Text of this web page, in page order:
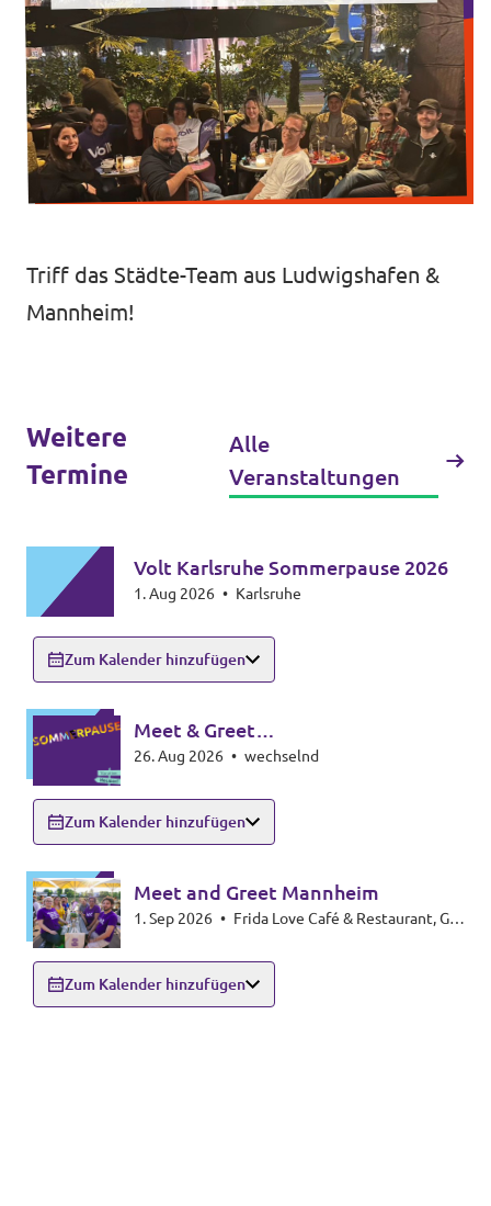
Mache bei uns mit!
Deine Spende für Volt!
Jobs bei Volt
Datenschutz
Impressum
Triff das Städte-Team aus Ludwigshafen &
Mannheim!
Weitere
Termine
Alle
Veranstaltungen
Volt Karlsruhe Sommerpause 2026
1. Aug 2026 • Karlsruhe
Zum Kalender hinzufügen
Meet & Greet
Zollernalbkreis/Sigmaringen
26. Aug 2026 • wechselnd
Zum Kalender hinzufügen
Meet and Greet Mannheim
1. Sep 2026 •
Zum Kalender hinzufügen